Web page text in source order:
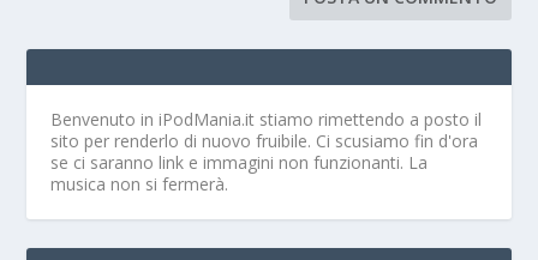
Benvenuto in iPodMania.it stiamo rimettendo a posto il
sito per renderlo di nuovo fruibile. Ci scusiamo fin d'ora
se ci saranno link e immagini non funzionanti. La
musica non si fermerà.